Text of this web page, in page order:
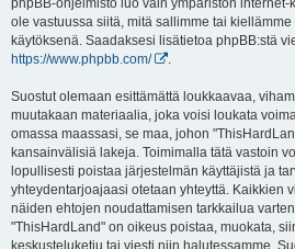
ole vastuussa siitä, mitä sallimme tai
käytöksenä. Saadaksesi lisätietoa phpBB:stä
https://www.phpbb.com/
Suostut olemaan esittämättä loukkaavaa,
muutakaan materiaalia, joka voisi loukata
omassa maassasi, se maa, johon
kansainvälisiä lakeja. Toimimalla tätä vastoin
lopullisesti poistaa järjestelmän käyttäjistä ja
yhteydentarjoajaasi otetaan yhteyttä. Kaikkien
näiden ehtojen noudattamisen tarkkailua
"ThisHardLand" on oikeus poistaa, muokata,
keskusteluketju tai viesti niin halutessamme.